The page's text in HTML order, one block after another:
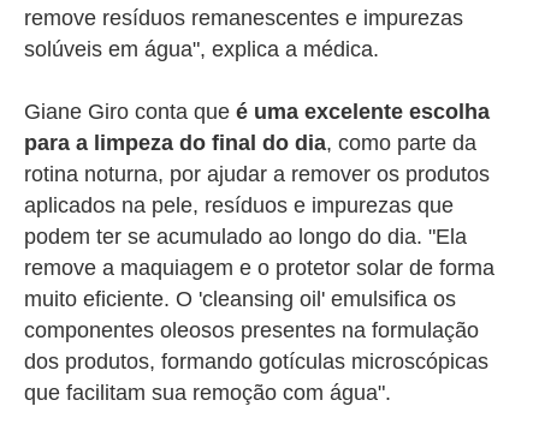
remove resíduos remanescentes e impurezas
solúveis em água", explica a médica.
Giane Giro conta que é uma excelente escolha
para a limpeza do final do dia, como parte da
rotina noturna, por ajudar a remover os produtos
aplicados na pele, resíduos e impurezas que
podem ter se acumulado ao longo do dia. "Ela
remove a maquiagem e o protetor solar de forma
muito eficiente. O 'cleansing oil' emulsifica os
componentes oleosos presentes na formulação
dos produtos, formando gotículas microscópicas
que facilitam sua remoção com água".